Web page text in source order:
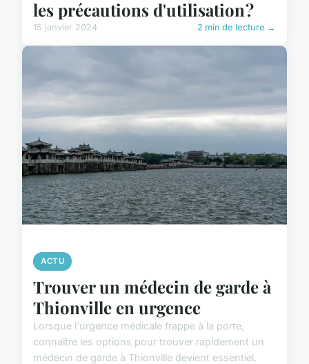
les précautions d'utilisation ?
15 janvier 2024 2 min de lecture →
ACTU
Trouver un médecin de garde à
Thionville en urgence
Lorsque l'urgence médicale frappe à la porte,
connaître les options pour trouver rapidement un
médecin de garde à Thionville devient essentiel.